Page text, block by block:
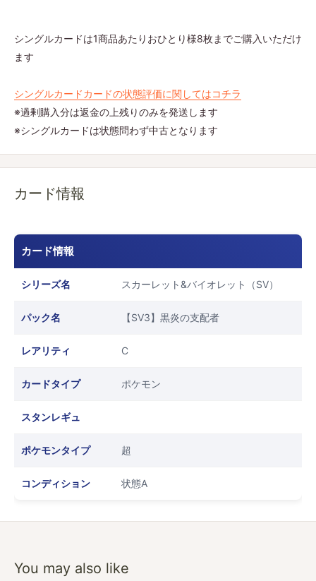
シングルカードは1商品あたりおひとり様8枚までご購入いただけ
ます
シングルカードカードの状態評価に関してはコチラ
※過剰購入分は返金の上残りのみを発送します
※シングルカードは状態問わず中古となります
カード情報
カード情報
シリーズ名 スカーレット&バイオレット（SV）
パック名 【SV3】黒炎の支配者
レアリティ C
カードタイプ ポケモン
スタンレギュ
ポケモンタイプ 超
コンディション 状態A
You may also like